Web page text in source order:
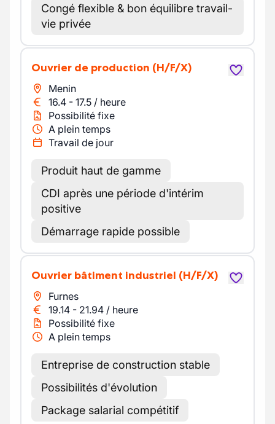
Congé flexible & bon équilibre travail-
vie privée
Ouvrier de production (H/F/X)
Menin
16.4 - 17.5 / heure
Possibilité fixe
A plein temps
Travail de jour
Produit haut de gamme
CDI après une période d'intérim
positive
Démarrage rapide possible
Ouvrier bâtiment industriel (H/F/X)
Furnes
19.14 - 21.94 / heure
Possibilité fixe
A plein temps
Entreprise de construction stable
Possibilités d'évolution
Package salarial compétitif